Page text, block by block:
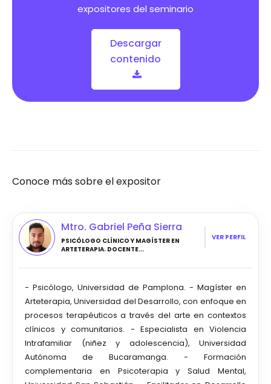
expositores del seminario
Descargar
contenido
Conoce más sobre el expositor
Mtro. Gabriel Peña Sierra
PSICÓLOGO CLÍNICO Y MAGÍSTER EN
ARTETERAPIA. DOCENTE...
VER PERFIL
- Psicólogo, Universidad de Pamplona. - Magíster en
Arteterapia, Universidad del Desarrollo, con enfoque en
procesos terapéuticos a través del arte en contextos
clínicos y comunitarios. - Especialista en Violencia
Intrafamiliar (niñez y adolescencia), Universidad
Autónoma de Bucaramanga. - Formación
complementaria en Psicoterapia y Salud Mental,